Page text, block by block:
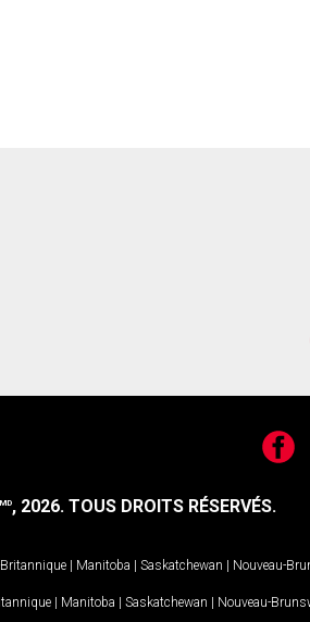
MD, 2026. TOUS DROITS RÉSERVÉS.
Manitoba Saskatchewan Nouveau-
Manitoba Saskatchewan Nouveau-